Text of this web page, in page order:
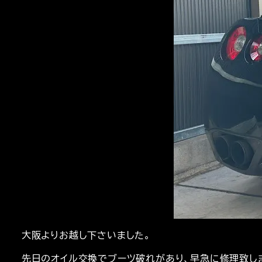
大阪よりお越し下さいました。
先日のオイル交換でブーツ破れがあり、早急に修理致し